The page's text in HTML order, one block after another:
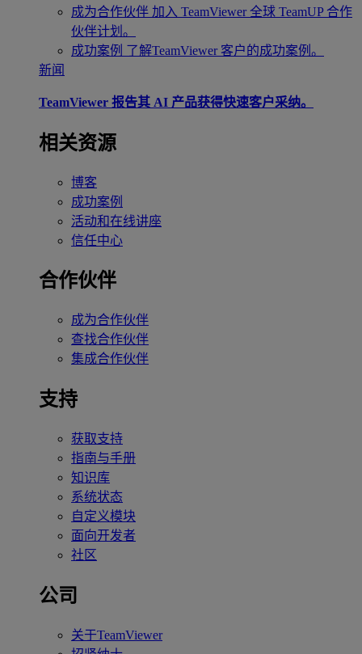
成为合作伙伴 加入 TeamViewer 全球 TeamUP 合作
伙伴计划。
成功案例 了解TeamViewer 客户的成功案例。
新闻
TeamViewer 报告其 AI 产品获得快速客户采纳。
相关资源
博客
成功案例
活动和在线讲座
信任中心
合作伙伴
成为合作伙伴
查找合作伙伴
集成合作伙伴
支持
获取支持
指南与手册
知识库
系统状态
自定义模块
面向开发者
社区
公司
关于TeamViewer